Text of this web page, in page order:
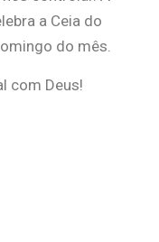
a Ceia do
do mês.
com Deus!